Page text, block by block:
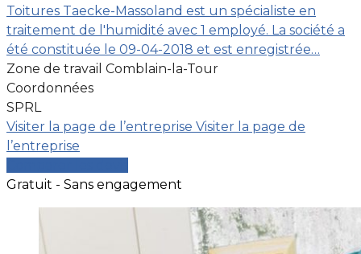
Toitures Taecke-Massoland est un spécialiste en
traitement de l'humidité avec 1 employé. La société a
été constituée le 09-04-2018 et est enregistrée…
Zone de travail Comblain-la-Tour
Coordonnées
SPRL
Visiter la page de l’entreprise Visiter la page de
l’entreprise
Gratuit - Sans engagement